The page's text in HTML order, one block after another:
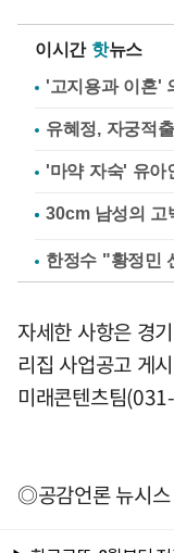
이시간 핫뉴스
'고지용과 이혼'
유혜정, 자궁적
'마약 자숙' 유아
한정수 "황정민
자세한 사항은 경
리집 사업공고 게
미래콘텐츠팀
◎공감언론 뉴시스